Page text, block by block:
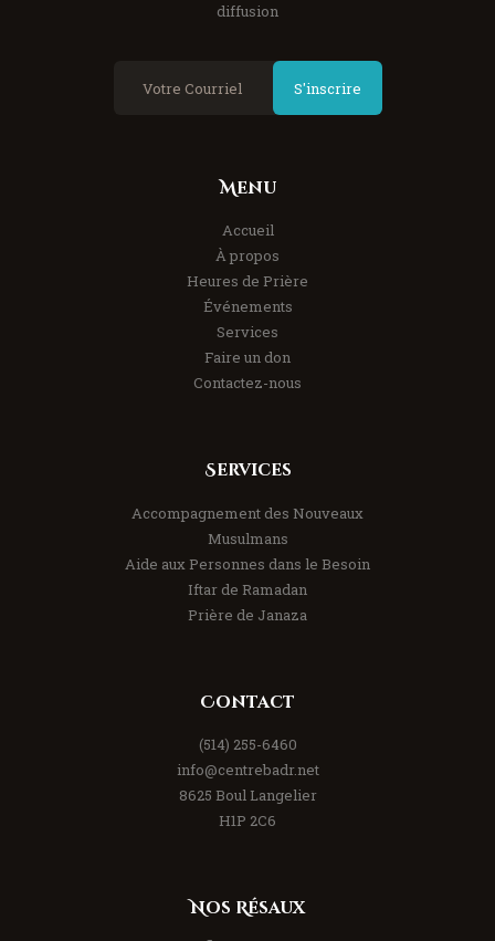
diffusion
S'inscrire
Menu
Accueil
À propos
Heures de Prière
Événements
Services
Faire un don
Contactez-nous
Services
Accompagnement des Nouveaux
Musulmans
Aide aux Personnes dans le Besoin
Iftar de Ramadan
Prière de Janaza
Contact
(514) 255-6460
info@centrebadr.net
8625 Boul Langelier
H1P 2C6
Nos Résaux